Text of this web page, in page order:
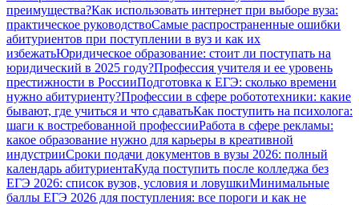
преимущества?Как использовать интернет при выборе вуза:
практическое руководствоСамые распространенные ошибки
абитуриентов при поступлении в вуз и как их
избежатьЮридическое образование: стоит ли поступать на
юридический в 2025 году?Профессия учителя и ее уровень
престижности в РоссииПодготовка к ЕГЭ: сколько времени
нужно абитуриенту?Профессии в сфере робототехники: какие
бывают, где учиться и что сдаватьКак поступить на психолога:
шаги к востребованной профессииРабота в сфере рекламы:
какое образование нужно для карьеры в креативной
индустрииСроки подачи документов в вузы 2026: полный
календарь абитуриентаКуда поступить после колледжа без
ЕГЭ 2026: список вузов, условия и ловушкиМинимальные
баллы ЕГЭ 2026 для поступления: все пороги и как не